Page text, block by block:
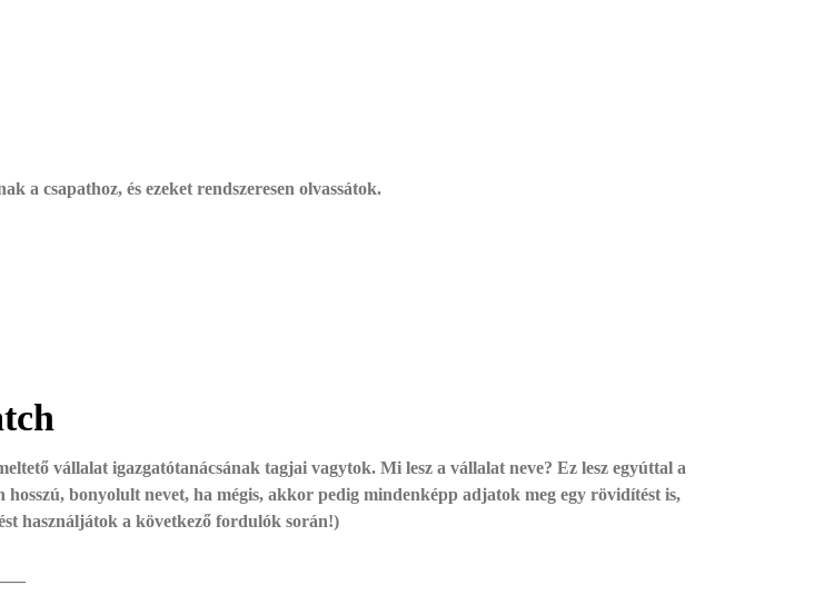
a csapathoz, és ezeket rendszeresen olvassátok.
vállalat igazgatótanácsának tagjai vagytok. Mi lesz a vállalat neve? Ez lesz egyúttal a
bonyolult nevet, ha mégis, akkor pedig mindenképp adjatok meg egy rövidítést is,
használjátok a következő fordulók során!)